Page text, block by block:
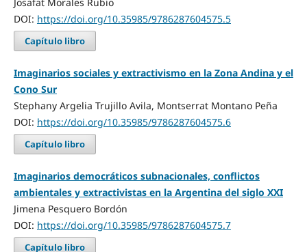
DOI: https://doi.org/10.35985/9786287604575.5
Capítulo libro
Imaginarios sociales y extractivismo en la Zona Andina y el
Cono Sur
Stephany Argelia Trujillo Avila, Montserrat Montano Peña
DOI: https://doi.org/10.35985/9786287604575.6
Capítulo libro
Imaginarios democráticos subnacionales, conflictos
ambientales y extractivistas en la Argentina del siglo XXI
Jimena Pesquero Bordón
DOI: https://doi.org/10.35985/9786287604575.7
Capítulo libro